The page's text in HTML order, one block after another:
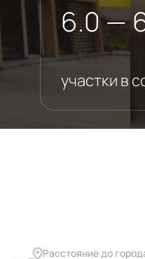
6.0 —
участки в
Расстояние до